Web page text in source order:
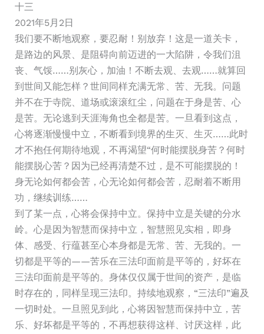
十三
2021年5月2日
我们要不断地观察，要忍耐！别放弃！这是一道关卡，
是路边的风景、是阻碍向前迈进的一大陷阱，令我们沮
丧、气馁……别灰心，加油！不断去观、去观……就算回
到世间又能怎样？世间同样充满无常、苦、无我。问题
并不在于寺院、道场或滚滚红尘，问题在于身是苦、心
是苦。无论逃到天涯海角也全都是苦。一旦看到这点，
心将逐渐慢慢中立，不断看到境界的生灭、生灭……此时
才不抱任何期待地观，不再渴望“何时能摆脱身苦？何时
能摆脱心苦？因为已经再清楚不过，是不可能摆脱的！
身无论如何都会苦，心无论如何都会苦，忍耐着不断用
功，继续训练……
到了某一点，心将会保持中立。保持中立是关键的分水
岭。心是因为智慧而保持中立，智慧照见实相，即身
体、感受、行蕴甚至心本身都是无常、苦、无我的。一
切都是平等的——苦乐在三法印面前是平等的，好坏在
三法印面前是平等的。身体仅仅属于世间的资产，是临
时存在的，同样呈现三法印。持续地观察，“三法印”遍及
一切时处。一旦照见到此，心将因智慧而保持中立，苦
乐、好坏都是平等的，不再想获得这样、讨厌这样，此